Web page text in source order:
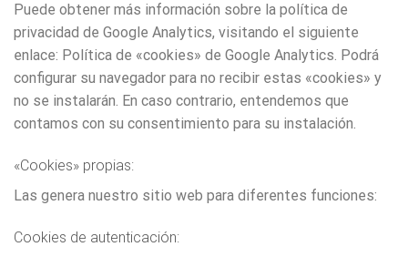
Puede obtener más información sobre la política de
privacidad de Google Analytics, visitando el siguiente
enlace: Política de «cookies» de Google Analytics. Podrá
configurar su navegador para no recibir estas «cookies» y
no se instalarán. En caso contrario, entendemos que
contamos con su consentimiento para su instalación.
«Cookies» propias:
Las genera nuestro sitio web para diferentes funciones:
Cookies de autenticación: